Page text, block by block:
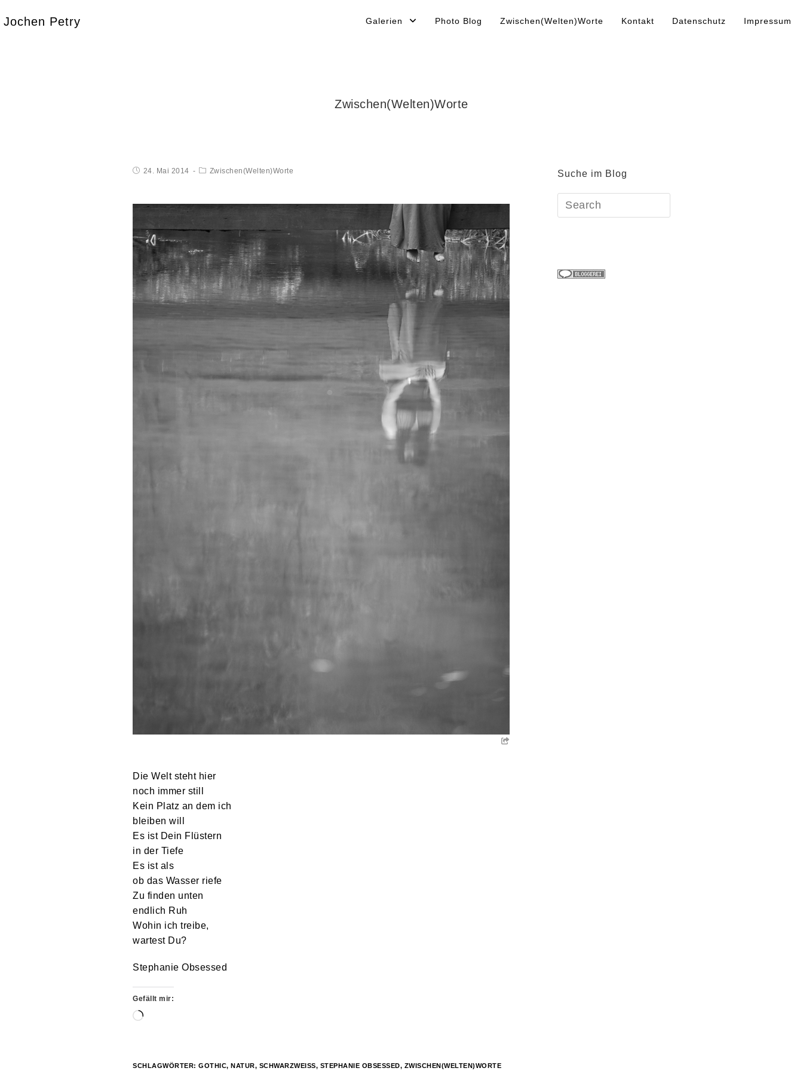
Jochen Petry Galerien Photo Blog Zwischen(Welten)Worte Kontakt Datenschutz Impressum
Zwischen(Welten)Worte
24. Mai 2014 Zwischen(Welten)Worte
Die Welt steht hier
noch immer still
Kein Platz an dem ich
bleiben will
Es ist Dein Flüstern
in der Tiefe
Es ist als
ob das Wasser riefe
Zu finden unten
endlich Ruh
Wohin ich treibe,
wartest Du?
Stephanie Obsessed
Gefällt mir:
Wird
SCHLAGWÖRTER: GOTHIC, NATUR, SCHWARZWEISS , STEPHANIE OBSESSED, ZWISCHEN(WELTEN)WORTE
Suche im Blog